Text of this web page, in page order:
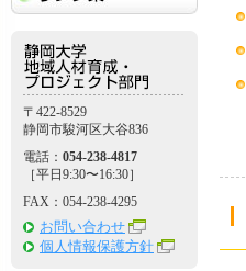
〒422-8529
静岡市駿河区大谷836
電話： 054-238-4817
［平日9:30〜16:30］
FAX：054-238-4295
お問い合わせ
個人情報保護方針